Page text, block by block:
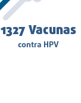
1327Vacunas
contra HPV